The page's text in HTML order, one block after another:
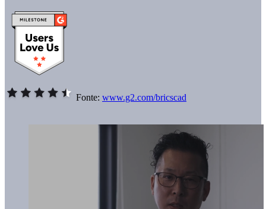
Fonte:www.g2.com/bricscad